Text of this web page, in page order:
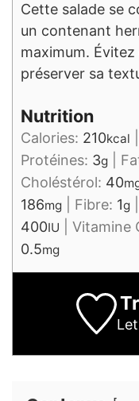
Cette salade se
un contenant
maximum.
préserver sa
Nutrition
Calories: 210kcal
Protéines: 3g
Choléstérol: 40
186mg Fibre: 1g
400IU Vitamine
0.5mg